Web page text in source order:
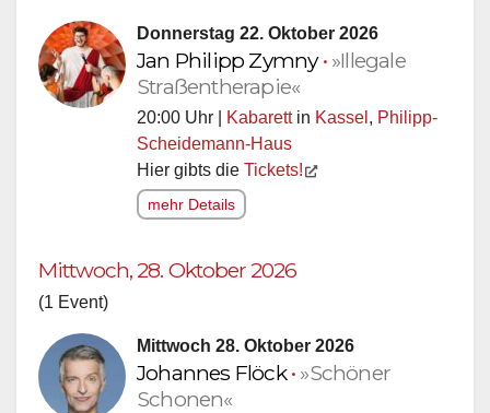
Donnerstag 22. Oktober 2026
Jan Philipp Zymny• »Illegale
Straßentherapie«
20:00 Uhr | Kabarettin Kassel , Philipp-
Scheidemann-Haus
Hier gibts die Tickets!
mehr Details
Mittwoch, 28. Oktober 2026
(1 Event)
Mittwoch 28. Oktober 2026
Johannes Flöck• »Schöner
Schonen«